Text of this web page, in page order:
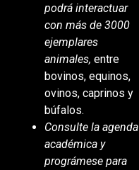
podrá interactuar
con más de 3000
ejemplares
animales, entre
bovinos, equinos,
ovinos, caprinos y
búfalos.
Consulte la agenda
académica y
prográmese para